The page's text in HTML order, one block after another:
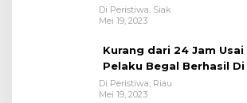
Polsek Tualang-Polres
Di Peristiwa, Siak
Mei 19, 2023
Kurang dari 24 Jam Usai
Pelaku Begal Berhasil
Satreskrim Polres
Di Peristiwa, Riau
Mei 19, 2023